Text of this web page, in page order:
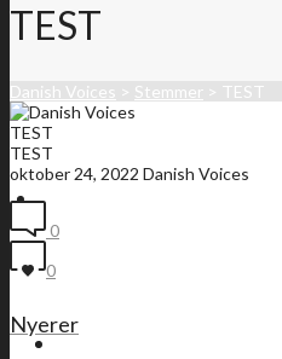
Forside
Medlemsliste
TEST
Danish Voices > Stemmer > TEST
TEST
TEST
oktober 24, 2022 Danish Voices
0
0
Nyerer